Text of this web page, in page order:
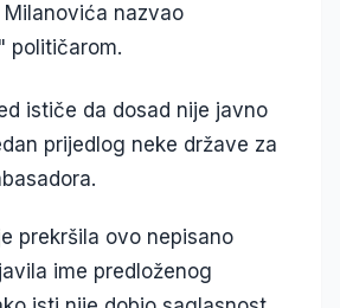
nazvao
političarom.
ističe da dosad nije javno
prijedlog neke države za
prekršila ovo nepisano
ime predloženog